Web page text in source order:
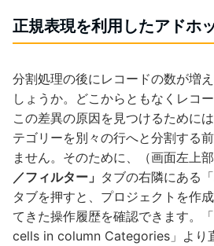
正規表現を利用したアドホ
分割処理の後にレコードの数が増
しょうか。どこからともなくレコ
この差異の原因を見つけるために
テゴリーを別々の行へと分割する
ません。そのために、（画面左上部
／フィルター」 タブの右隣にある「
タブを押すと、プロジェクトを作
てきた操作履歴を確認できます。
cells in column Categories」より